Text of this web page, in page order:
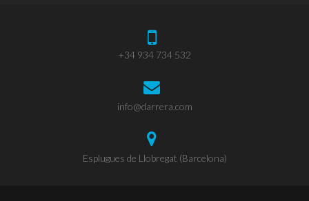
+34 934 734 532
info@darrera.com
Esplugues de Llobregat (Barcelona)